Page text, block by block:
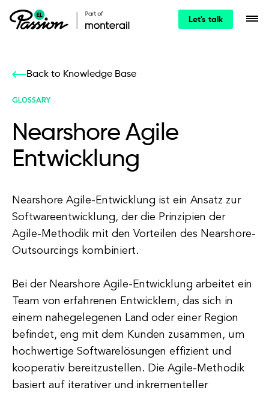
Let's talk
Back to Knowledge Base
GLOSSARY
Nearshore Agile
Entwicklung
Nearshore Agile-Entwicklung ist ein Ansatz zur
Softwareentwicklung, der die Prinzipien der
Agile-Methodik mit den Vorteilen des Nearshore-
Outsourcings kombiniert.
Bei der Nearshore Agile-Entwicklung arbeitet ein
Team von erfahrenen Entwicklern, das sich in
einem nahegelegenen Land oder einer Region
befindet, eng mit dem Kunden zusammen, um
hochwertige Softwarelösungen effizient und
kooperativ bereitzustellen. Die Agile-Methodik
basiert auf iterativer und inkrementeller